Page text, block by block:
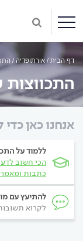
דף הבית אורתופדיה
התכווצות
אנחנו כאן כדי
ללמוד על
הכי חשוב
כתבות
להתיעץ עם
לקרוא